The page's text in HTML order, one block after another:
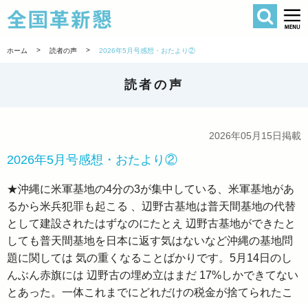
全国革新懇
検索
ホーム > 読者の声 > 2026年5月号感想・おたより②
読者の声
2026年05月15日掲載
2026年5月号感想・おたより②
★沖縄に米軍基地の4分の3が集中している、米軍基地があ
るから米兵犯罪も起こる 、辺野古基地は普天間基地の代替
として建設されたはずなのにたとえ 辺野古基地ができたと
しても普天間基地を日本に返す気はないなど沖縄の基地問
題に関しては 気の重くなることばかりです。5月14日のし
んぶん赤旗には 辺野古の埋め立はまだ 17%しかできてない
とあった。一体これまでにどれだけの税金が捨てられたこ